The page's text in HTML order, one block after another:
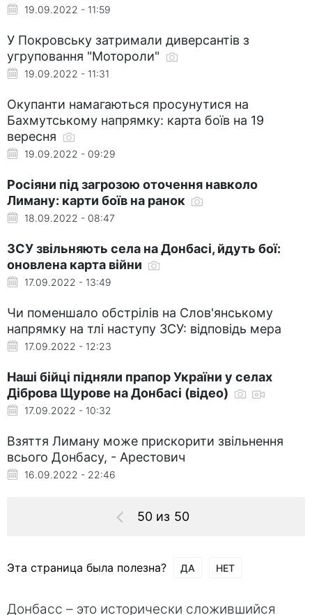
19.09.2022 - 11:59
У Покровську затримали диверсантів з
угруповання "Мотороли"
19.09.2022 - 11:31
Окупанти намагаються просунутися на
Бахмутському напрямку: карта боїв на 19
вересня
19.09.2022 - 09:29
Росіяни під загрозою оточення навколо
Лиману: карти боїв на ранок
18.09.2022 - 08:47
ЗСУ звільняють села на Донбасі, йдуть бої:
оновлена карта війни
17.09.2022 - 13:49
Чи поменшало обстрілів на Слов'янському
напрямку на тлі наступу ЗСУ: відповідь мера
17.09.2022 - 12:23
Наші бійці підняли прапор України у селах
Діброва Щурове на Донбасі (відео)
17.09.2022 - 10:32
Взяття Лиману може прискорити звільнення
всього Донбасу, - Арестович
16.09.2022 - 22:46
50 из 50
Эта страница была полезна? ДА НЕТ
Донбасс – это исторически сложившийся